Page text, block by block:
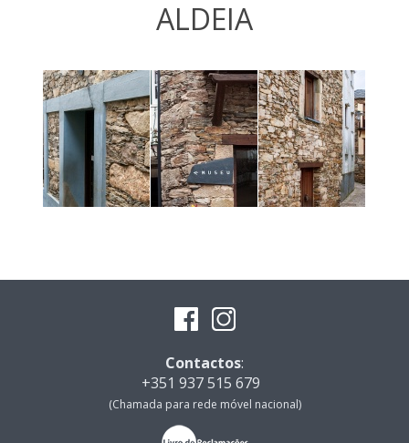
ALDEIA
Contactos:
+351 937 515 679
(Chamada para rede móvel nacional)